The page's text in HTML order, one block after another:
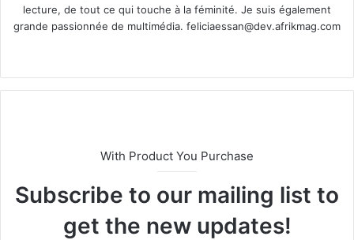
lecture, de tout ce qui touche à la féminité. Je suis également
grande passionnée de multimédia. feliciaessan@dev.afrikmag.com
te
With Product You Purchase
Subscribe to our mailing list to
get the new updates!